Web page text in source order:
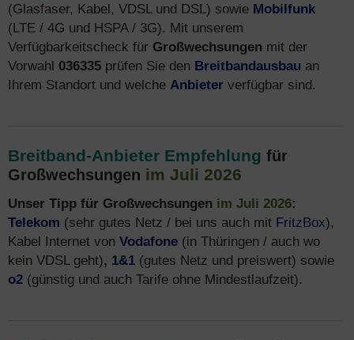
(Glasfaser, Kabel, VDSL und DSL) sowie Mobilfunk
(LTE / 4G und HSPA / 3G). Mit unserem
Verfügbarkeitscheck für Großwechsungen mit der
Vorwahl 036335 prüfen Sie den Breitbandausbau an
Ihrem Standort und welche Anbieter verfügbar sind.
Breitband-Anbieter Empfehlung für
Großwechsungen im Juli 2026
Unser Tipp für Großwechsungen im Juli 2026:
Telekom (sehr gutes Netz / bei uns auch mit FritzBox),
Kabel Internet von Vodafone (in Thüringen / auch wo
kein VDSL geht), 1&1 (gutes Netz und preiswert) sowie
o2 (günstig und auch Tarife ohne Mindestlaufzeit).